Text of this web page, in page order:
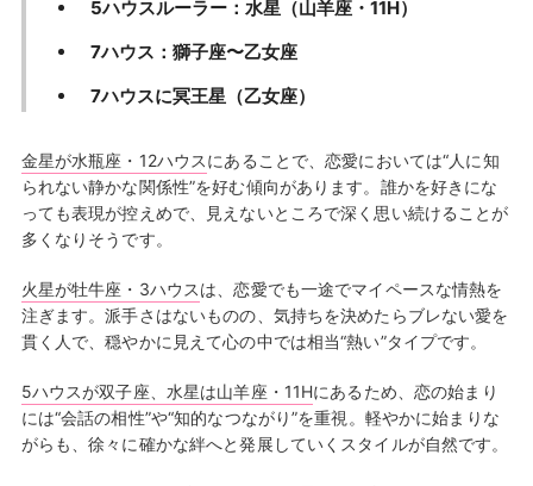
5ハウスルーラー：水星（山羊座・11H）
7ハウス：獅子座〜乙女座
7ハウスに冥王星（乙女座）
金星が水瓶座・12ハウスにあることで、恋愛においては“人に知
られない静かな関係性”を好む傾向があります。誰かを好きにな
っても表現が控えめで、見えないところで深く思い続けることが
多くなりそうです。
火星が牡牛座・3ハウスは、恋愛でも一途でマイペースな情熱を
注ぎます。派手さはないものの、気持ちを決めたらブレない愛を
貫く人で、穏やかに見えて心の中では相当“熱い”タイプです。
5ハウスが双子座、水星は山羊座・11Hにあるため、恋の始まり
には“会話の相性”や“知的なつながり”を重視。軽やかに始まりな
がらも、徐々に確かな絆へと発展していくスタイルが自然です。